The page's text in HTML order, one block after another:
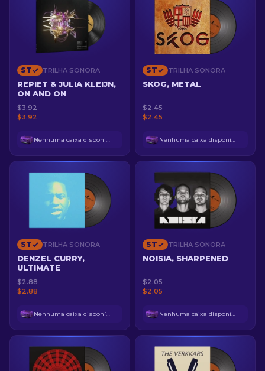
ST TRILHA SONORA
REPIET & JULIA KLEIJN,
ON AND ON
$3.92
$3.92
Nenhuma caixa disponível
ST TRILHA SONORA
SKOG, METAL
$2.45
$2.45
Nenhuma caixa disponível
ST TRILHA SONORA
DENZEL CURRY,
ULTIMATE
$2.88
$2.88
Nenhuma caixa disponível
ST TRILHA SONORA
NOISIA, SHARPENED
$2.05
$2.05
Nenhuma caixa disponível